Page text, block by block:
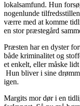
lokalsamfund. Hun
nogenlunde
værre med at komme
en stor præstegård
Præsten har en dyster
både kriminalitet og
et enkelt, eller måske
Hun bliver i sine
igen.
Margits mor dør i en